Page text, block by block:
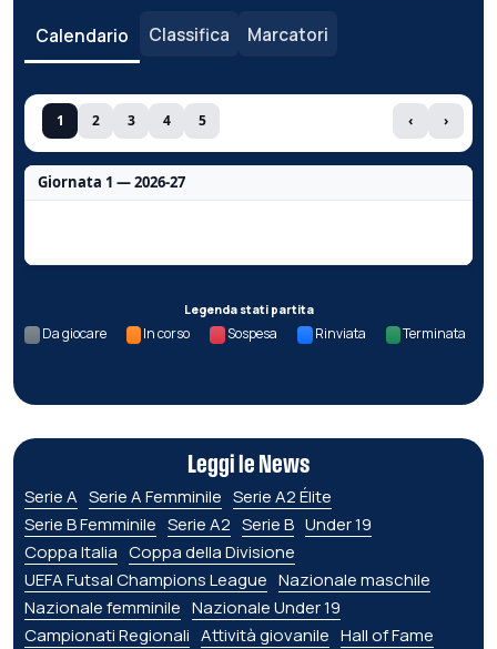
Calendario Classifica Marcatori
1 2 3 4 5 ‹ ›
Giornata 1 — 2026-27
Legenda stati partita
Da giocare In corso Sospesa Rinviata Terminata
Leggi le News
Serie A Serie A Femminile Serie A2 Élite
Serie B Femminile Serie A2 Serie B Under 19
Coppa Italia Coppa della Divisione
UEFA Futsal Champions League Nazionale maschile
Nazionale femminile Nazionale Under 19
Campionati Regionali Attività giovanile Hall of Fame